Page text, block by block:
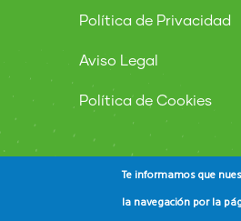
Política de Privacidad
Aviso Legal
Política de Cookies
Te informamos que
la navegación por la